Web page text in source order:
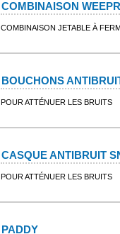
COMBINAISON
COMBINAISON JETABLE À
BOUCHONS
POUR ATTÉNUER LES BRUITS
CASQUE ANTIBRUIT
POUR ATTÉNUER LES BRUITS
PADDY